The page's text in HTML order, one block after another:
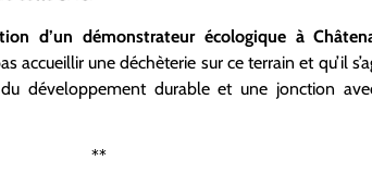
d’un démonstrateur écologique à
accueillir une déchèterie sur ce terrain et qu’il
développement durable et une jonction
**